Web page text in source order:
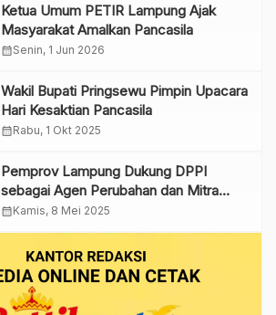
Ketua Umum PETIR Lampung Ajak
Masyarakat Amalkan Pancasila
calendar_monthSenin, 1 Jun 2026
Wakil Bupati Pringsewu Pimpin Upacara
Hari Kesaktian Pancasila
calendar_monthRabu, 1 Okt 2025
Pemprov Lampung Dukung DPPI
sebagai Agen Perubahan dan Mitra
Pembentukan Karakter Bangsa
calendar_monthKamis, 8 Mei 2025